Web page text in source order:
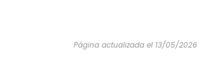
Página actualizada el 13/05/2026